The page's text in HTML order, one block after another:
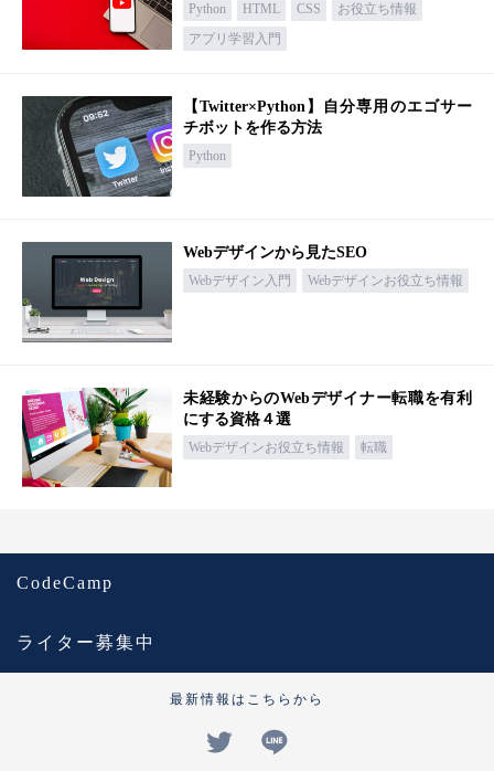
Python HTML CSS
お役立ち情報
アプリ学習入門
【Twitter×Python】自分専用のエゴサー
チボットを作る方法
Python
Webデザインから見たSEO
Webデザイン入門 Webデザインお役立ち情報
未経験からのWebデザイナー転職を有利
にする資格４選
Webデザインお役立ち情報 転職
CodeCamp
ライター募集中
最新情報はこちらから